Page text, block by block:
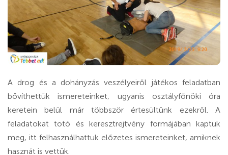
A drog és a dohányzás veszélyeiről játékos feladatban
bővíthettük ismereteinket, ugyanis osztályfőnöki óra
keretein belül már többször értesültünk ezekről. A
feladatokat totó és keresztrejtvény formájában kaptuk
meg, itt felhasználhattuk előzetes ismereteinket, amiknek
hasznát is vettük.